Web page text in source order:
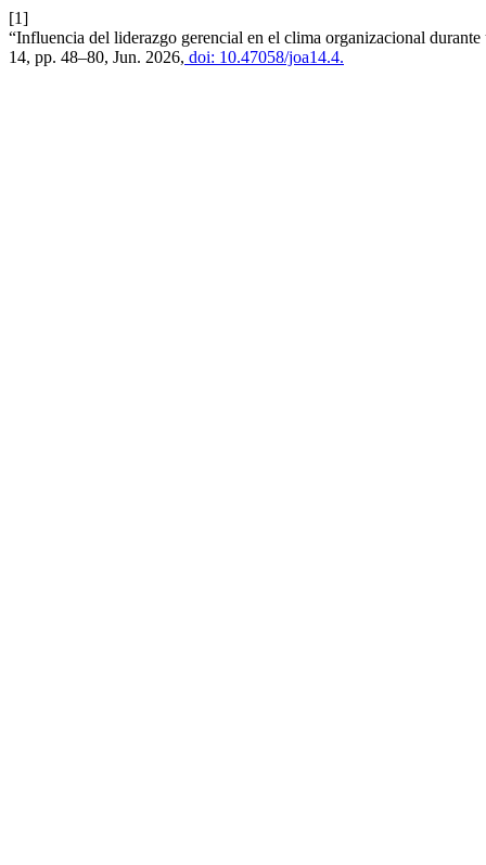
[1]
“Influencia del liderazgo gerencial en el clima organizacional
14, pp. 48–80, Jun. 2026, doi: 10.47058/joa14.4.